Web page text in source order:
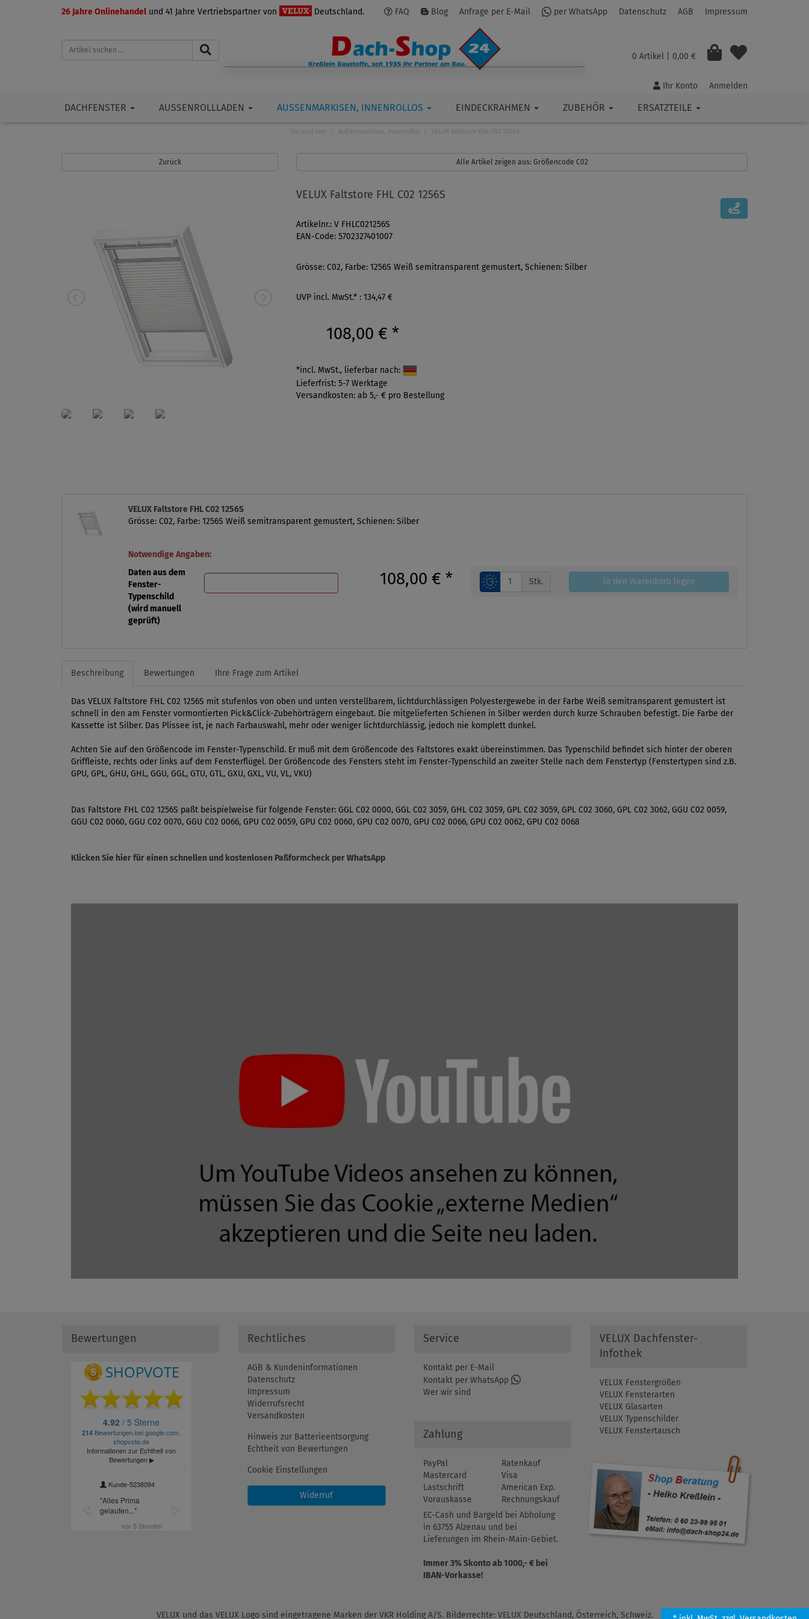
26 Jahre Onlinehandel und 41 Jahre Vertriebspartner von Deutschland. FAQ Blog Anfrage per E-Mail per WhatsApp Datenschutz AGB Impressum
0 Artikel | 0,00 €
Ihr Konto Anmelden
DACHFENSTER AUSSENROLLLADEN AUSSENMARKISEN, INNENROLLOS EINDECKRAHMEN ZUBEHÖR ERSATZTEILE
Sie sind hier Außenmarkisen, Innenrollos VELUX Faltstore FHL C02 1256S
Zurück Alle Artikel zeigen aus: Größencode C02
VELUX Faltstore FHL C02 1256S
Artikelnr.: V FHLC021256S
EAN-Code: 5702327401007
Grösse: C02, Farbe: 1256S Weiß semitransparent gemustert, Schienen: Silber
UVP incl. MwSt.* : 134,47 €
108,00 € *
*incl. MwSt., lieferbar nach:
Lieferfrist: 5-7 Werktage
Versandkosten: ab 5,- € pro Bestellung
VELUX Faltstore FHL C02 1256S
Grösse: C02, Farbe: 1256S Weiß semitransparent gemustert, Schienen: Silber
Notwendige Angaben:
Daten aus dem
Fenster-
Typenschild
(wird manuell
geprüft)
108,00 € * Stk. in den Warenkorb legen
Beschreibung Bewertungen Ihre Frage zum Artikel
Das VELUX Faltstore FHL C02 1256S mit stufenlos von oben und unten verstellbarem, lichtdurchlässigen Polyestergewebe in der Farbe Weiß semitransparent gemustert ist
schnell in den am Fenster vormontierten Pick&Click-Zubehörträgern eingebaut. Die mitgelieferten Schienen in Silber werden durch kurze Schrauben befestigt. Die Farbe der
Kassette ist Silber. Das Plissee ist, je nach Farbauswahl, mehr oder weniger lichtdurchlässig, jedoch nie komplett dunkel.
Achten Sie auf den Größencode im Fenster-Typenschild. Er muß mit dem Größencode des Faltstores exakt übereinstimmen. Das Typenschild befindet sich hinter der oberen
Griffleiste, rechts oder links auf dem Fensterflügel. Der Größencode des Fensters steht im Fenster-Typenschild an zweiter Stelle nach dem Fenstertyp (Fenstertypen sind z.B.
GPU, GPL, GHU, GHL, GGU, GGL, GTU, GTL, GXU, GXL, VU, VL, VKU)
Das Faltstore FHL C02 1256S paßt beispielweise für folgende Fenster: GGL C02 0000, GGL C02 3059, GHL C02 3059, GPL C02 3059, GPL C02 3060, GPL C02 3062, GGU C02 0059,
GGU C02 0060, GGU C02 0070, GGU C02 0066, GPU C02 0059, GPU C02 0060, GPU C02 0070, GPU C02 0066, GPU C02 0062, GPU C02 0068
Klicken Sie hier für einen schnellen und kostenlosen Paßformcheck per WhatsApp
Bewertungen Rechtliches
AGB & Kundeninformationen
Datenschutz
Impressum
Widerrufsrecht
Versandkosten
Hinweis zur Batterieentsorgung
Echtheit von Bewertungen
Cookie Einstellungen
Widerruf
Service
Kontakt per E-Mail
Kontakt per WhatsApp
Wer wir sind
Zahlung
PayPal
Ratenkauf
Mastercard
Visa
Lastschrift
American Exp.
Vorauskasse
Rechnungskauf
EC-Cash und Bargeld bei Abholung
in 63755 Alzenau und bei
Lieferungen im Rhein-Main-Gebiet.
Immer 3% Skonto ab 1000,- € bei
IBAN-Vorkasse!
VELUX Dachfenster-
Infothek
VELUX Fenstergrößen
VELUX Fensterarten
VELUX Glasarten
VELUX Typenschilder
VELUX Fenstertausch
VELUX und das VELUX Logo sind eingetragene Marken der VKR Holding A/S. Bilderrechte: VELUX Deutschland, Österreich, Schweiz.